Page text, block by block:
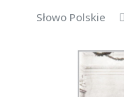
Słowo Polskie